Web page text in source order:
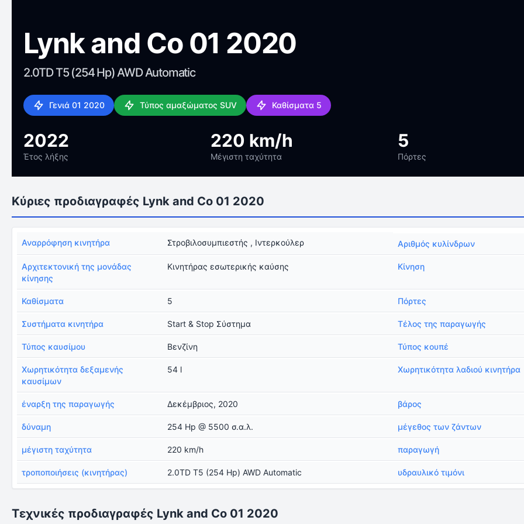
Lynk and Co 01 2020
2.0TD T5 (254 Hp) AWD Automatic
Γενιά 01 2020 Τύπος αμαξώματος SUV Καθίσματα 5
2022
Έτος λήξης
220 km/h
Μέγιστη ταχύτητα
5
Πόρτες
Κύριες προδιαγραφές Lynk and Co 01 2020
Αναρρόφηση κινητήρα Στροβιλοσυμπιεστής , Ιντερκούλερ Αριθμός κυλίνδρων
Αρχιτεκτονική της μονάδας
κίνησης
Κινητήρας εσωτερικής καύσης Κίνηση
Καθίσματα 5 Πόρτες
Συστήματα κινητήρα Start & Stop Σύστημα Τέλος της παραγωγής
Τύπος καυσίμου Βενζίνη Τύπος κουπέ
Χωρητικότητα δεξαμενής
καυσίμων
54 l Χωρητικότητα λαδιού κινητήρα
έναρξη της παραγωγής Δεκέμβριος, 2020 βάρος
δύναμη 254 Hp @ 5500 σ.α.λ. μέγεθος των ζάντων
μέγιστη ταχύτητα 220 km/h παραγωγή
τροποποιήσεις (κινητήρας) 2.0TD T5 (254 Hp) AWD Automatic υδραυλικό τιμόνι
Τεχνικές προδιαγραφές Lynk and Co 01 2020